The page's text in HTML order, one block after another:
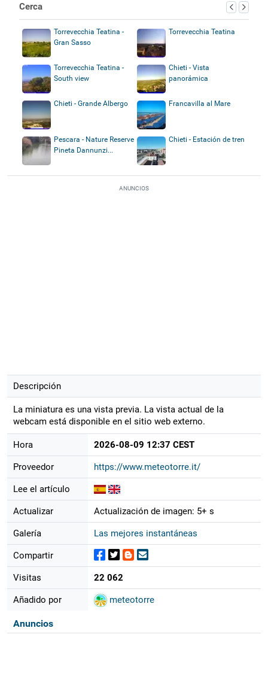
Cerca
Torrevecchia Teatina -
Gran Sasso
Torrevecchia Teatina
Torrevecchia Teatina -
South view
Chieti - Vista
panorámica
Chieti - Grande Albergo Francavilla al Mare
Pescara - Nature Reserve
Pineta Dannunzi...
Chieti - Estación de tren
ANUNCIOS
Descripción
La miniatura es una vista previa. La vista actual de la
webcam está disponible en el sitio web externo.
Hora 2026-08-09 12:37 CEST
Proveedor https://www.meteotorre.it/
Lee el artículo
Actualizar Actualización de imagen: 5+ s
Galería Las mejores instantáneas
Compartir
Visitas 22 062
Añadido por meteotorre
Anuncios